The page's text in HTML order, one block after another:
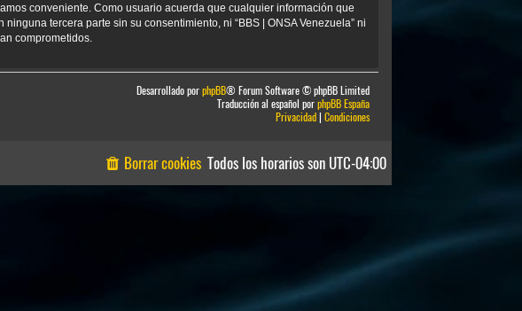
conveniente. Como usuario acuerda que cualquier información que
tercera parte sin su consentimiento, ni “BBS | ONSA Venezuela” ni
comprometidos.
Desarrollado porphpBB® Forum Software © phpBB Limited
Traducción al español porphpBB España
Privacidad| Condiciones
Todos los horarios son UTC-04:00
Borrar cookies